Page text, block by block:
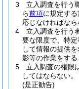
3
立入調査を行う
ら前項に規定す
応じなければなら
4
立入調査を行う
要な限度で、特
して情報の提供
影等の作業をする
5
立入調査の権限
してはならない。
(是正勧告)